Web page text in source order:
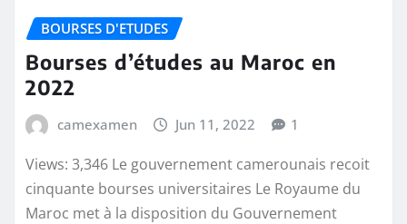
BOURSES D'ETUDES
Bourses d’études au Maroc en
2022
camexamen Jun 11, 2022 1
Views: 3,346 Le gouvernement camerounais recoit
cinquante bourses universitaires Le Royaume du
Maroc met à la disposition du Gouvernement